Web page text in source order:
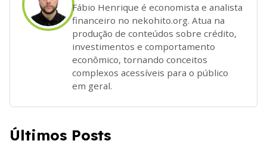
Fábio Henrique é economista e analista
financeiro no nekohito.org. Atua na
produção de conteúdos sobre crédito,
investimentos e comportamento
econômico, tornando conceitos
complexos acessíveis para o público
em geral.
Últimos Posts